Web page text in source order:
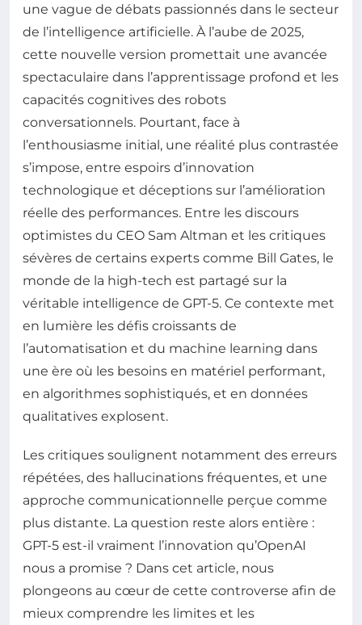
une vague de débats passionnés dans le secteur
de l’intelligence artificielle. À l’aube de 2025,
cette nouvelle version promettait une avancée
spectaculaire dans l’apprentissage profond et les
capacités cognitives des robots
conversationnels. Pourtant, face à
l’enthousiasme initial, une réalité plus contrastée
s’impose, entre espoirs d’innovation
technologique et déceptions sur l’amélioration
réelle des performances. Entre les discours
optimistes du CEO Sam Altman et les critiques
sévères de certains experts comme Bill Gates, le
monde de la high-tech est partagé sur la
véritable intelligence de GPT-5. Ce contexte met
en lumière les défis croissants de
l’automatisation et du machine learning dans
une ère où les besoins en matériel performant,
en algorithmes sophistiqués, et en données
qualitatives explosent.
Les critiques soulignent notamment des erreurs
répétées, des hallucinations fréquentes, et une
approche communicationnelle perçue comme
plus distante. La question reste alors entière :
GPT-5 est-il vraiment l’innovation qu’OpenAI
nous a promise ? Dans cet article, nous
plongeons au cœur de cette controverse afin de
mieux comprendre les limites et les